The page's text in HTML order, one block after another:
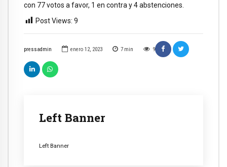
pressadmin enero 12, 2023 7 min 9
Left Banner
Left Banner
con 77 votos a favor, 1 en contra y 4 abstenciones.
Post Views: 9